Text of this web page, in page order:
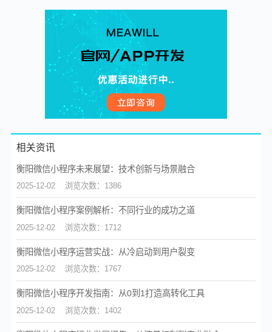
相关资讯
衡阳微信小程序未来展望：技术创新与场景融合
2025-12-02 浏览次数：1386
衡阳微信小程序案例解析：不同行业的成功之道
2025-12-02 浏览次数：1712
衡阳微信小程序运营实战：从冷启动到用户裂变
2025-12-02 浏览次数：1767
衡阳微信小程序开发指南：从0到1打造高转化工具
2025-12-02 浏览次数：1402